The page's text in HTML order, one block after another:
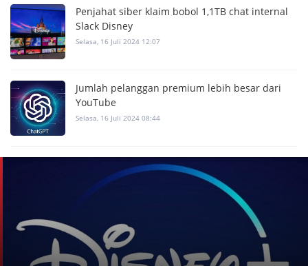
Penjahat siber klaim bobol 1,1TB chat internal
Slack Disney
Selasa, 16 Juli 2024 12:07
Jumlah pelanggan premium lebih besar dari
YouTube
Selasa, 16 Juli 2024 08:44